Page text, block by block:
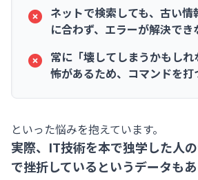
ネットで検索しても、古い
に合わず、エラーが解決でき
常に「壊してしまうかもし
怖があるため、コマンドを打
といった悩みを抱えています。
実際、IT技術を本で独学した人
で挫折しているというデータもあ